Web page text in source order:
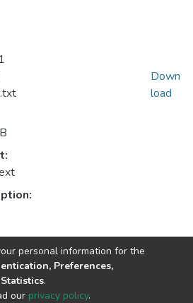
Down
load
personal information for the
Preferences,
.
our privacy policy.